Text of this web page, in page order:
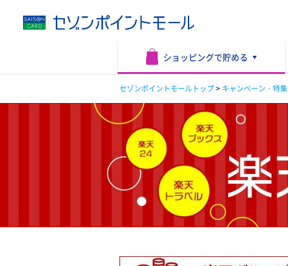
ショッピングで貯める
セゾンポイントモールトップ> キャンペーン・特集